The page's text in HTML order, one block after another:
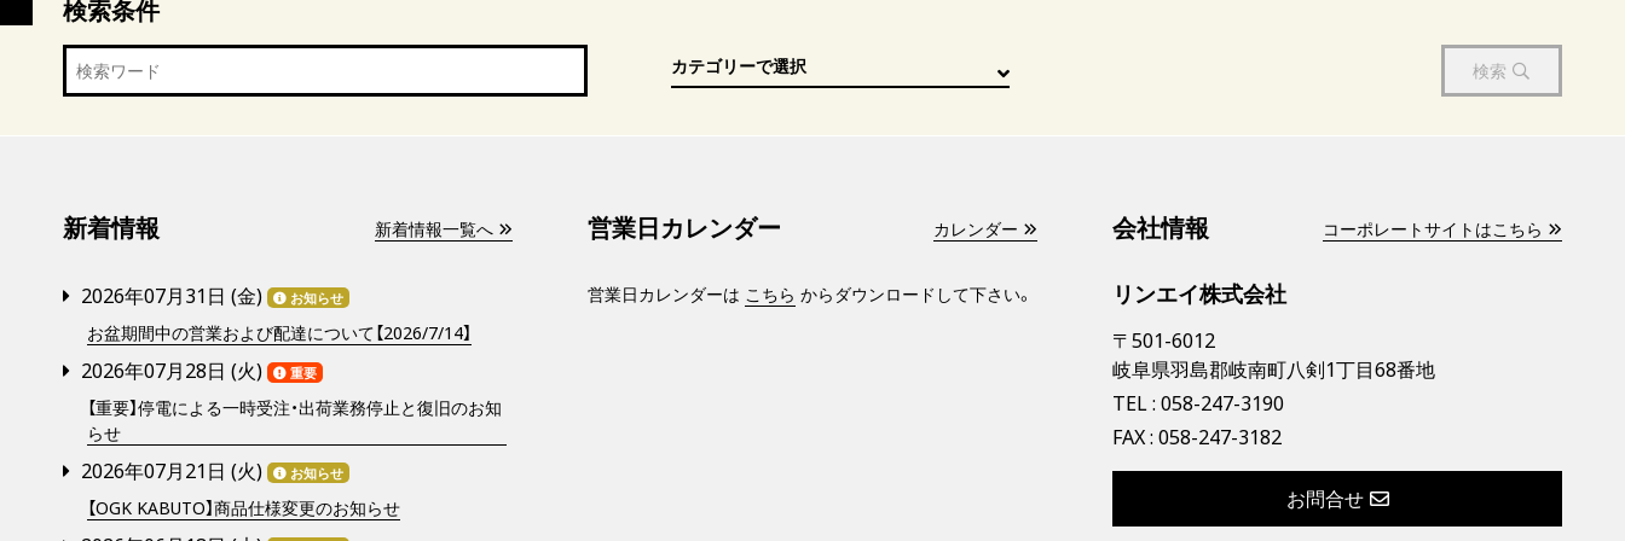
検索条件
検索
新着情報 新着情報一覧へ
2026年07月31日 (金) お知らせ
お盆期間中の営業および配達について【2026/7/14】
2026年07月28日 (火) 重要
【重要】停電による一時受注・出荷業務停止と復旧のお知
らせ
2026年07月21日 (火) お知らせ
【OGK KABUTO】商品仕様変更のお知らせ
営業日カレンダー カレンダー
営業日カレンダーは こちら からダウンロードして下さい。
会社情報 コーポレートサイトはこちら
リンエイ株式会社
〒501-6012
岐阜県羽島郡岐南町八剣1丁目68番地
TEL : 058-247-3190
FAX : 058-247-3182
お問合せ